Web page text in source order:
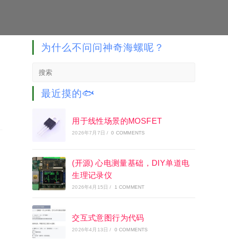
为什么不问问神奇海螺呢？
Search
website
最近摸的🐟
用于线性场景的MOSFET
2026年7月7日 / 0 COMMENTS
(开源) 心电测量基础，DIY单道电
生理记录仪
2026年4月15日 / 1 COMMENT
交互式意图行为代码
2026年4月13日 / 0 COMMENTS